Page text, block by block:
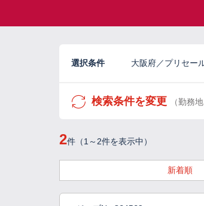
選択条件 大阪府／プリセー
検索条件を変更 （勤務
2件（1～2件を表示中）
新着順